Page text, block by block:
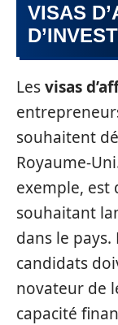
VISAS
Lesvisas
souhaitent
Royaume-
exemple, est
souhaitant
dans le
candidats
novateur de
capacité